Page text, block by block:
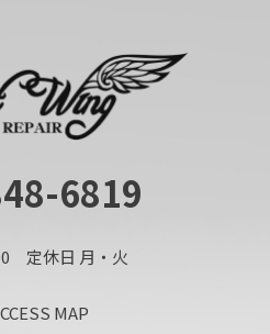
6819
定休日 月・火
MAP